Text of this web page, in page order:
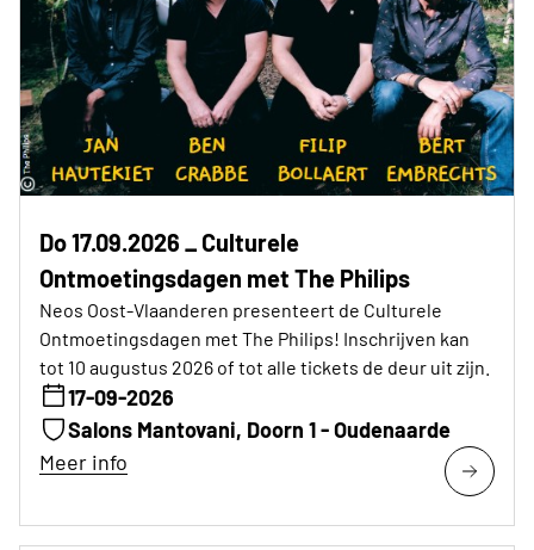
Do 17.09.2026 _ Culturele
Ontmoetingsdagen met The Philips
Neos Oost-Vlaanderen presenteert de Culturele
Ontmoetingsdagen met The Philips! Inschrijven kan
tot 10 augustus 2026 of tot alle tickets de deur uit zijn.
17-09-2026
Salons Mantovani, Doorn 1 - Oudenaarde
Meer info